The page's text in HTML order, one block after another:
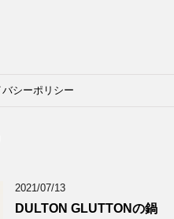
バシーポリシー
2021/07/13
DULTON GLUTTONの鍋